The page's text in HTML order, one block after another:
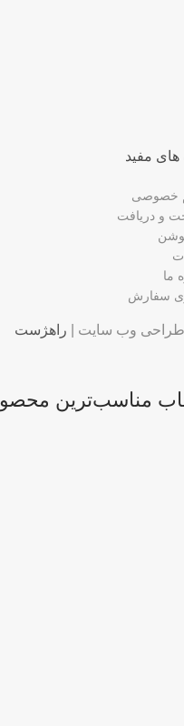
های مفید
خصوصی
و دریافت
ما
سفارش
وب سایت | راهژست
مناسب‌ترین